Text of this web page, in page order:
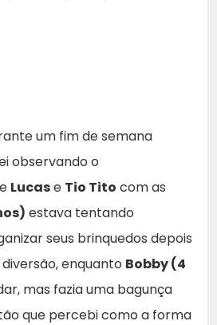
um fim de semana
observando o
Lucase Tio Tito com as
estava tentando
seus brinquedos depois
enquanto Bobby (4
mas fazia uma bagunça
que percebi como a forma